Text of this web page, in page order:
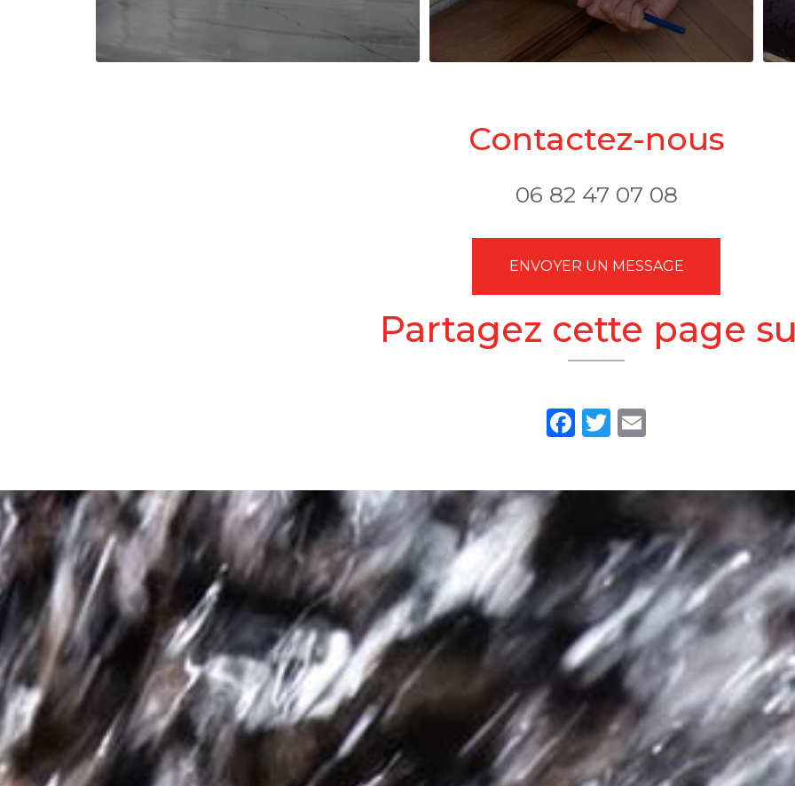
Contactez-nous
06 82 47 07 08
ENVOYER UN MESSAGE
Partagez cette page
Facebook
Twitter